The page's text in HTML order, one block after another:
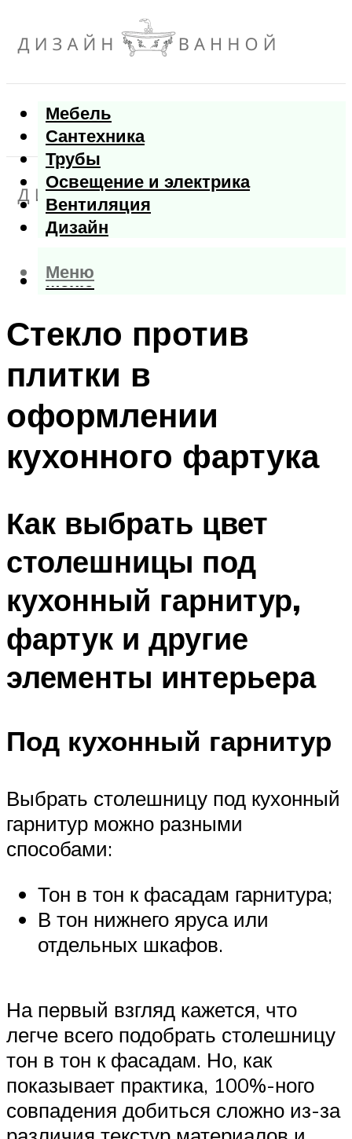
Мебель
Сантехника
Трубы
Освещение и электрика
Вентиляция
Дизайн
Меню
Меню
Стекло против
плитки в
оформлении
кухонного фартука
Как выбрать цвет
столешницы под
кухонный гарнитур,
фартук и другие
элементы интерьера
Под кухонный гарнитур
Выбрать столешницу под кухонный
гарнитур можно разными
способами:
Тон в тон к фасадам гарнитура;
В тон нижнего яруса или
отдельных шкафов.
На первый взгляд кажется, что
легче всего подобрать столешницу
тон в тон к фасадам. Но, как
показывает практика, 100%-ного
совпадения добиться сложно из-за